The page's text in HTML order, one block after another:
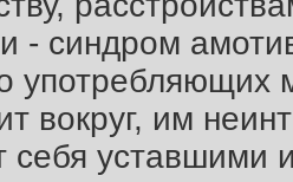
- синдром
употребляющих
вокруг, им
себя уставшими